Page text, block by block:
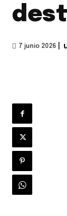
7 junio 2026